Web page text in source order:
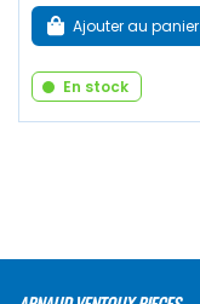
Ajouter au panier
En stock